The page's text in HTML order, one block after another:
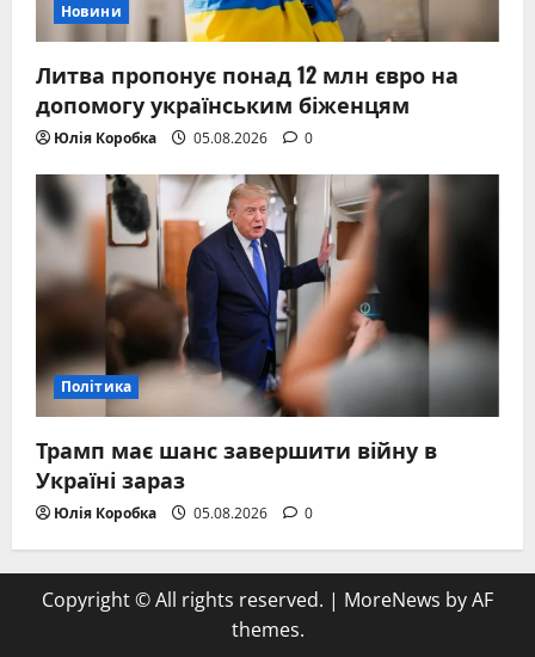
Новини
Литва пропонує понад 12 млн євро на
допомогу українським біженцям
Юлія Коробка 05.08.2026 0
Політика
Трамп має шанс завершити війну в
Україні зараз
Юлія Коробка 05.08.2026 0
Copyright © All rights reserved. | MoreNews by AF
themes.